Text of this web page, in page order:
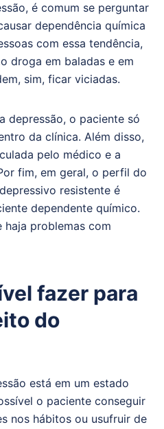
é comum se perguntar
dependência química
com essa tendência,
droga em baladas e em
sim, ficar viciadas.
depressão, o paciente só
da clínica. Além disso,
pelo médico e a
fim, em geral, o perfil do
resistente é
dependente químico.
haja problemas com
fazer para
do
está em um estado
o paciente conseguir
nos hábitos ou usufruir de